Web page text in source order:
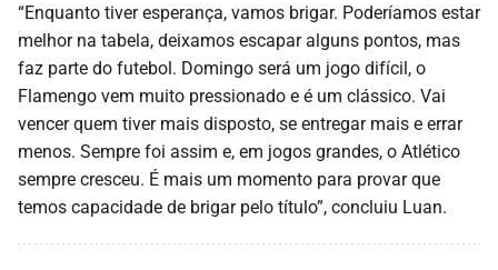
“Enquanto tiver esperança, vamos brigar. Poderíamos estar
melhor na tabela, deixamos escapar alguns pontos, mas
faz parte do futebol. Domingo será um jogo difícil, o
Flamengo vem muito pressionado e é um clássico. Vai
vencer quem tiver mais disposto, se entregar mais e errar
menos. Sempre foi assim e, em jogos grandes, o Atlético
sempre cresceu. É mais um momento para provar que
temos capacidade de brigar pelo título”, concluiu Luan.